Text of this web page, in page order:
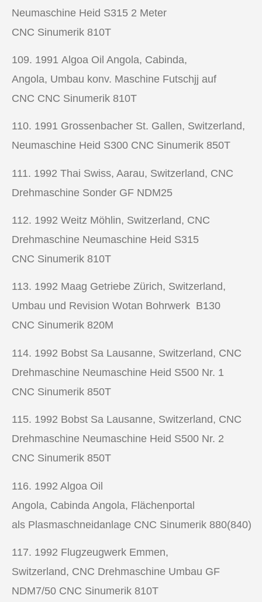
Neumaschine Heid S315 2 Meter
CNC Sinumerik 810T
109. 1991 Algoa Oil Angola, Cabinda,
Angola, Umbau konv. Maschine Futschjj auf
CNC CNC Sinumerik 810T
110. 1991 Grossenbacher St. Gallen, Switzerland,
Neumaschine Heid S300 CNC Sinumerik 850T
111. 1992 Thai Swiss, Aarau, Switzerland, CNC
Drehmaschine Sonder GF NDM25
112. 1992 Weitz Möhlin, Switzerland, CNC
Drehmaschine Neumaschine Heid S315
CNC Sinumerik 810T
113. 1992 Maag Getriebe Zürich, Switzerland,
Umbau und Revision Wotan Bohrwerk B130
CNC Sinumerik 820M
114. 1992 Bobst Sa Lausanne, Switzerland, CNC
Drehmaschine Neumaschine Heid S500 Nr. 1
CNC Sinumerik 850T
115. 1992 Bobst Sa Lausanne, Switzerland, CNC
Drehmaschine Neumaschine Heid S500 Nr. 2
CNC Sinumerik 850T
116. 1992 Algoa Oil
Angola, Cabinda Angola, Flächenportal
als Plasmaschneidanlage CNC Sinumerik 880(840)
117. 1992 Flugzeugwerk Emmen,
Switzerland, CNC Drehmaschine Umbau GF
NDM7/50 CNC Sinumerik 810T